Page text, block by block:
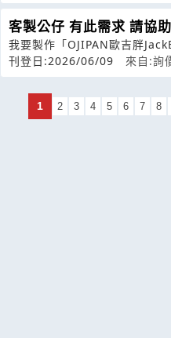
客製公仔 有此需求 請協
我要製作「OJIPAN歐吉胖
規格：*高度30cm
刊登日:2026/06/09 來自:詢
1 2 3 4 5 6 7 8